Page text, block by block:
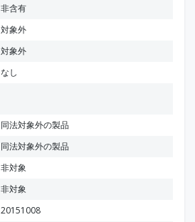
非含有
対象外
対象外
なし
同法対象外の製品
同法対象外の製品
非対象
非対象
20151008